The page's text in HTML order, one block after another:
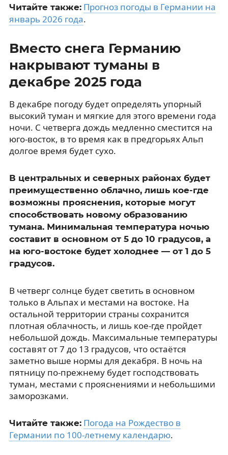
Читайте также: Прогноз погоды в Германии на
январь 2026 года.
Вместо снега Германию
накрывают туманы в
декабре 2025 года
В декабре погоду будет определять упорный
высокий туман и мягкие для этого времени года
ночи. С четверга дождь медленно сместится на
юго-восток, в то время как в предгорьях Альп
долгое время будет сухо.
В центральных и северных районах будет
преимущественно облачно, лишь кое-где
возможны прояснения, которые могут
способствовать новому образованию
тумана. Минимальная температура ночью
составит в основном от 5 до 10 градусов, а
на юго-востоке будет холоднее — от 1 до 5
градусов.
В четверг солнце будет светить в основном
только в Альпах и местами на востоке. На
остальной территории страны сохранится
плотная облачность, и лишь кое-где пройдет
небольшой дождь. Максимальные температуры
составят от 7 до 13 градусов, что остаётся
заметно выше нормы для декабря. В ночь на
пятницу по-прежнему будет господствовать
туман, местами с прояснениями и небольшими
заморозками.
Читайте также: Погода на Рождество в
Германии по 100-летнему календарю.